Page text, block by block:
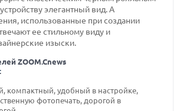
элегантный вид. А
использованные при создании
ее стильному виду и
изыски.
ZOOM.Cnews
:
компактный, удобный в настройке,
фотопечать, дорогой в